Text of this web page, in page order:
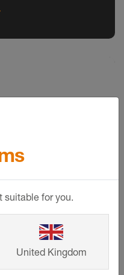
un ancho
suitable for you.
United Kingdom